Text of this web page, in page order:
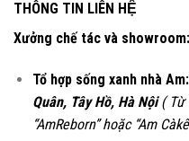
THÔNG TIN LIÊN HỆ
Xưởng chế tác và showroom:
Tổ hợp sống xanh nhà Am:
Quân, Tây Hồ, Hà Nội( Từ
“AmReborn” hoặc “Am